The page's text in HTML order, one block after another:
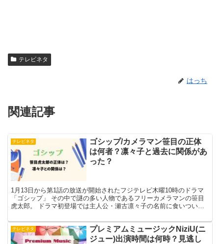
テレビネタ
はっち
関連記事
テレビネタ
ゴシップ/カメラマン笹目の正体
は何者？凛々子と過去に関係があ
った？
1月13日から第1話の放送が開始されたフジテレビ木曜10時のドラマ
「ゴシップ」 その中で謎の多い人物であるフリーカメラマンの笹目
虎太郎。 ドラマ初登場では主人公・瀬古凛々子の名前に食いついて
テレビネタ
プレミアムミュージックNiziU(ニ
ジュー)出演時間は何時？見逃し